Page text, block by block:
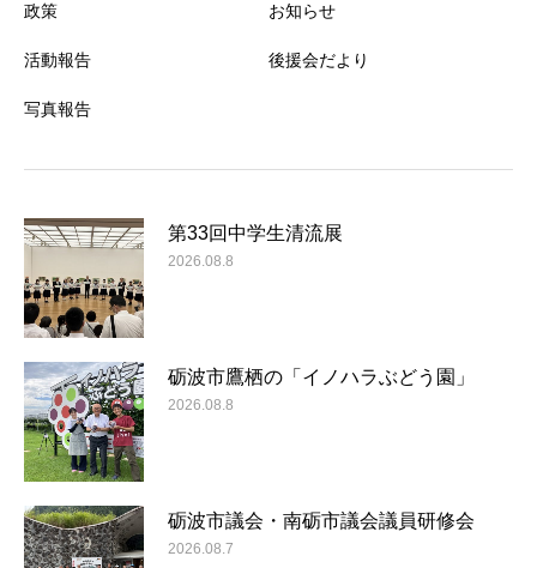
政策
活動報告
写真報告
お知らせ
後援会だより
第33回中学生清流展
2026.08.8
砺波市鷹栖の「イノハラぶどう園」
2026.08.8
砺波市議会・南砺市議会議員研修会
2026.08.7